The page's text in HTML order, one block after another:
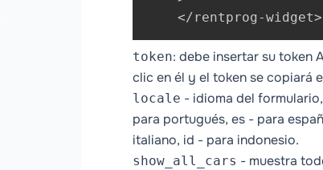
    </rentprog-widget>
token: debe insertar su token
clic en él y el token se copiará
locale - idioma del
para portugués, es - para
italiano, id - para indonesio.
show_all_cars - muestra